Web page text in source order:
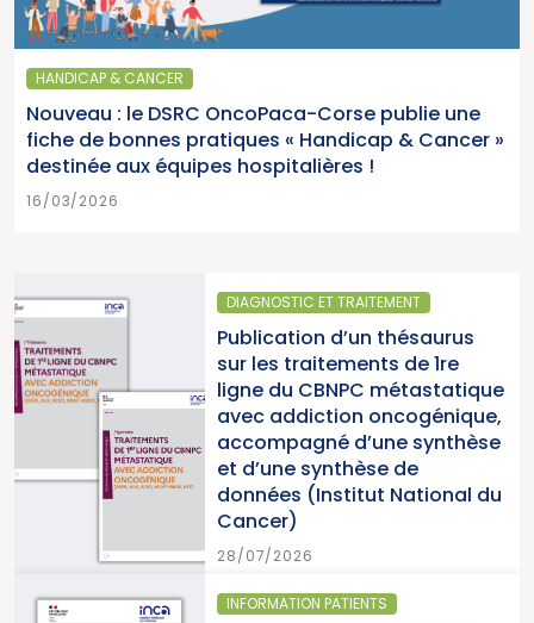
HANDICAP & CANCER
Nouveau : le DSRC OncoPaca-Corse publie une
fiche de bonnes pratiques « Handicap & Cancer »
destinée aux équipes hospitalières !
16/03/2026
DIAGNOSTIC ET TRAITEMENT
Publication d’un thésaurus
sur les traitements de 1re
ligne du CBNPC métastatique
avec addiction oncogénique,
accompagné d’une synthèse
et d’une synthèse de
données (Institut National du
28/07/2026
INFORMATION PATIENTS